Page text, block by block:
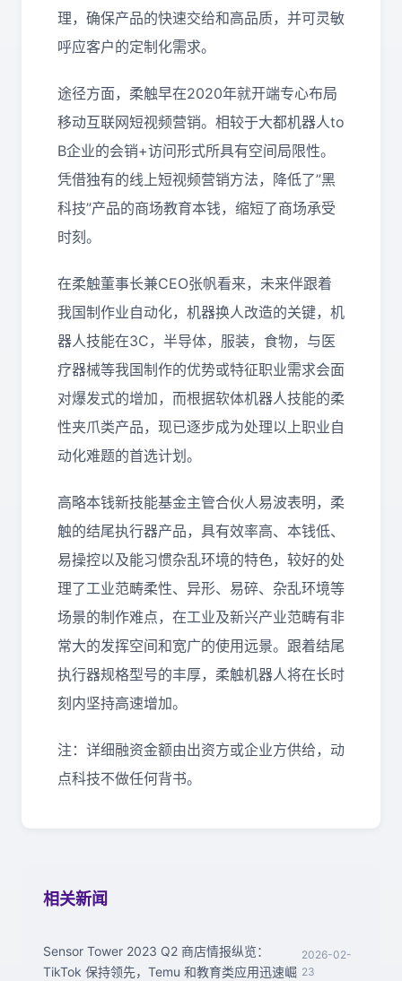
理，确保产品的快速交给和高品质，并可灵敏
呼应客户的定制化需求。
途径方面，柔触早在2020年就开端专心布局
移动互联网短视频营销。相较于大都机器人to
B企业的会销+访问形式所具有空间局限性。
凭借独有的线上短视频营销方法，降低了”黑
科技”产品的商场教育本钱，缩短了商场承受
时刻。
在柔触董事长兼CEO张帆看来，未来伴跟着
我国制作业自动化，机器换人改造的关键，机
器人技能在3C，半导体，服装，食物，与医
疗器械等我国制作的优势或特征职业需求会面
对爆发式的增加，而根据软体机器人技能的柔
性夹爪类产品，现已逐步成为处理以上职业自
动化难题的首选计划。
高略本钱新技能基金主管合伙人易波表明，柔
触的结尾执行器产品，具有效率高、本钱低、
易操控以及能习惯杂乱环境的特色，较好的处
理了工业范畴柔性、异形、易碎、杂乱环境等
场景的制作难点，在工业及新兴产业范畴有非
常大的发挥空间和宽广的使用远景。跟着结尾
执行器规格型号的丰厚，柔触机器人将在长时
刻内坚持高速增加。
注：详细融资金额由出资方或企业方供给，动
点科技不做任何背书。
相关新闻
Sensor Tower 2023 Q2 商店情报纵览：
TikTok 保持领先，Temu 和教育类应用迅速崛
2026-02-
23